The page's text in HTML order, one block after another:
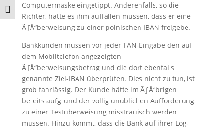
Schrift vergrößern
Computermaske eingetippt. Anderenfalls, so die
Richter, hätte es ihm auffallen müssen, dass er eine
ÃƒÅ“berweisung zu einer polnischen IBAN freigebe.
Bankkunden müssen vor jeder TAN-Eingabe den auf
dem Mobiltelefon angezeigten
ÃƒÅ“berweisungsbetrag und die dort ebenfalls
genannte Ziel-IBAN überprüfen. Dies nicht zu tun, ist
grob fahrlässig. Der Kunde hätte im ÃƒÅ“brigen
bereits aufgrund der völlig unüblichen Aufforderung
zu einer Testüberweisung misstrauisch werden
müssen. Hinzu kommt, dass die Bank auf ihrer Log-